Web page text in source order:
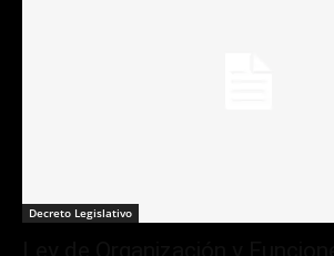
Decreto Legislativo